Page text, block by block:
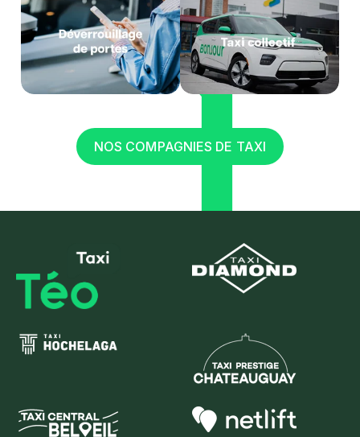
NOS COMPAGNIES DE TAXI